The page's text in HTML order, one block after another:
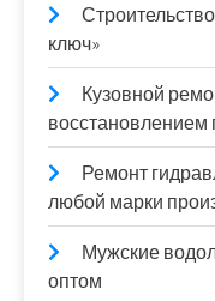
ключ»
Кузовной
восстановлением
Ремонт
любой марки
Мужские
оптом